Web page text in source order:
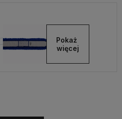
Pokaż
więcej